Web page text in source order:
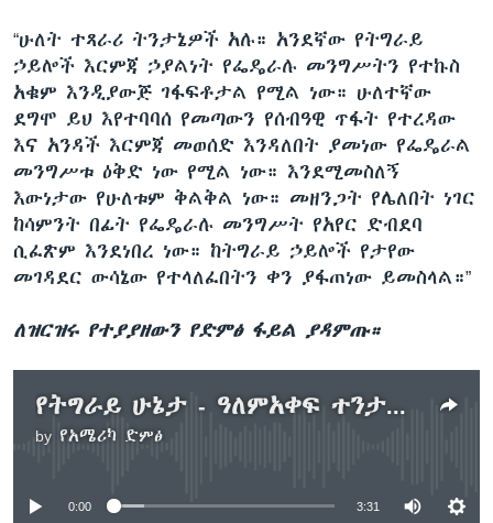
“ሁለት ተጻራሪ ትንታኔዎች አሉ። አንደኛው የትግራይ
ኃይሎች እርምጃ ኃያልነት የፌዴራሉ መንግሥትን የተኩስ
አቁም እንዲያውጅ ገፋፍቶታል የሚል ነው። ሁለተኛው
ደግሞ ይህ እየተባባሰ የመጣውን የሰብዓዊ ጥፋት የተረዳው
እና አንዳች እርምጃ መወሰድ እንዳለበት ያመነው የፌዴራል
መንግሥቱ ዕቅድ ነው የሚል ነው። እንደሚመስለኝ
እውነታው የሁለቱም ቅልቅል ነው። መዘንጋት የሌለበት ነገር
ከሳምንት በፊት የፌዴራሉ መንግሥት የአየር ድብደባ
ሲፈጽም እንደነበረ ነው። ከትግራይ ኃይሎች የታየው
መገዳደር ውሳኔው የተላለፈበትን ቀን ያፋጠነው ይመስላል።”
ለዝርዝሩ የተያያዘውን የድምፅ ፋይል ያዳምጡ።
የትግራይ ሁኔታ - ዓለምአቀፍ ተንታኞች
by የአሜሪካ ድምፅ
No media source currently available
0:00 3:31